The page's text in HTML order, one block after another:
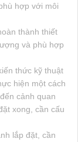
hợp với môi
thành thiết
và phù hợp
thức kỹ thuật
hiện một cách
cảnh quan
xong, cần cấu
lắp đặt, cần